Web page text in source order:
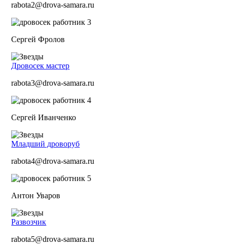
rabota2@drova-samara.ru
Сергей Фролов
Дровосек мастер
rabota3@drova-samara.ru
Сергей Иванченко
Младший дроворуб
rabota4@drova-samara.ru
Антон Уваров
Развозчик
rabota5@drova-samara.ru